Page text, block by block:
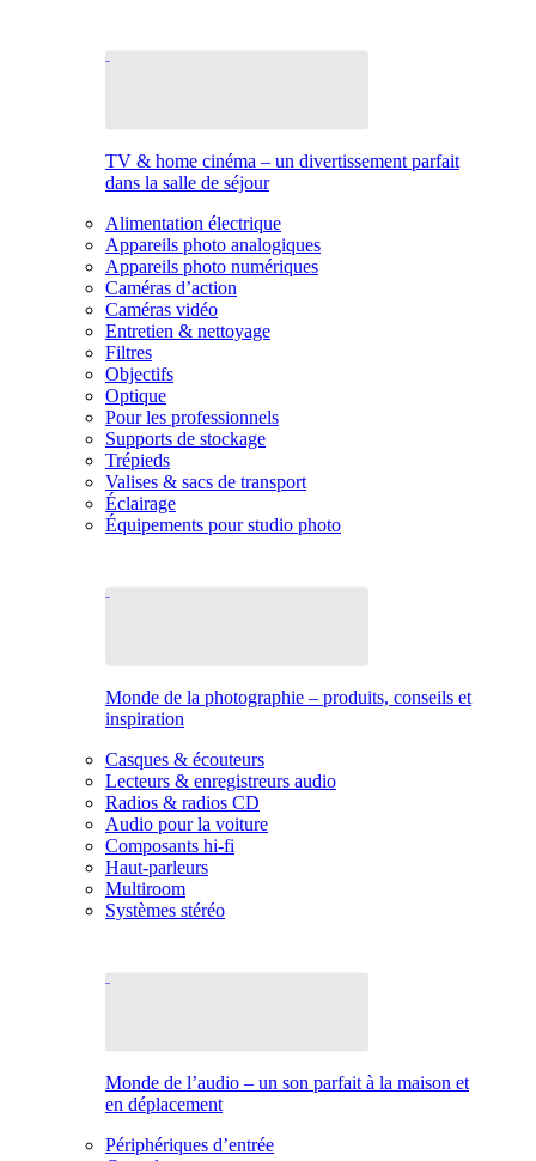
TV & home cinéma – un divertissement parfait
dans la salle de séjour
Alimentation électrique
Appareils photo analogiques
Appareils photo numériques
Caméras d’action
Caméras vidéo
Entretien & nettoyage
Filtres
Objectifs
Optique
Pour les professionnels
Supports de stockage
Trépieds
Valises & sacs de transport
Éclairage
Équipements pour studio photo
Monde de la photographie – produits, conseils et
inspiration
Casques & écouteurs
Lecteurs & enregistreurs audio
Radios & radios CD
Audio pour la voiture
Composants hi-fi
Haut-parleurs
Multiroom
Systèmes stéréo
Monde de l’audio – un son parfait à la maison et
en déplacement
Périphériques d’entrée